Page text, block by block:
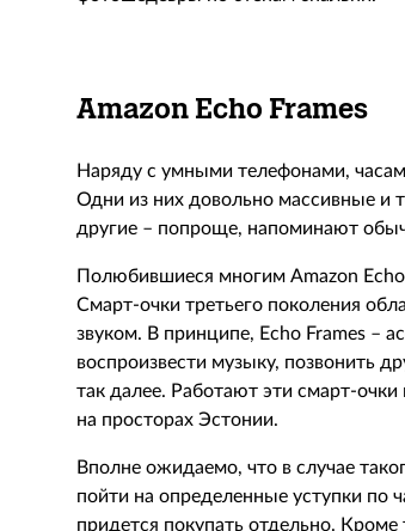
Amazon Echo Frames
Наряду с умными телефонами,
Одни из них довольно массивные и
другие – попроще, напоминают
Полюбившиеся многим Amazon
Смарт-очки третьего поколения
звуком. В принципе, Echo Frames –
воспроизвести музыку, позвонить
так далее. Работают эти смарт-
на просторах Эстонии.
Вполне ожидаемо, что в случае
пойти на определенные уступки по
придется покупать отдельно.